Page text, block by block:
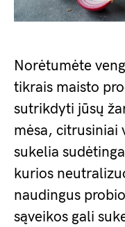
Norėtumėte
tikrais maisto
sutrikdyti jūsų
mėsa, citrusiniai
sukelia
kurios
naudingus
sąveikos gali